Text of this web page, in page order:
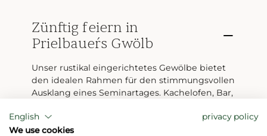
Zünftig feiern in
Prielbauer´s Gwölb
Unser rustikal eingerichtetes Gewölbe bietet
den idealen Rahmen für den stimmungsvollen
Ausklang eines Seminartages. Kachelofen, Bar,
Partylocation finden im Gwölb bis zu 80
Personen Platz. Ein besonderes Erlebnis für
English
privacy policy
We use cookies